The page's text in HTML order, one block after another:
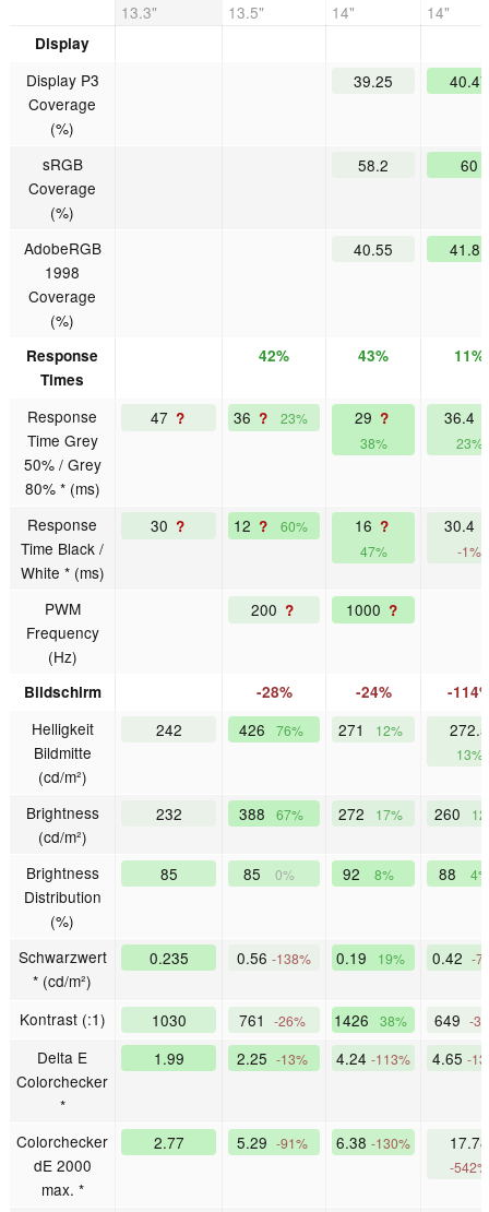
13.3"
13.5"
14"
14"
Display
Display P3
Coverage
(%)
39.25 40.47
sRGB
Coverage
(%)
58.2 60
AdobeRGB
1998
Coverage
(%)
40.55 41.81
Response
Times
42% 43% 11%
Response
Time Grey
50% / Grey
80% * (ms)
47 ? 36 ? 23% 29 ?
38%
36.4
23%
Response
Time Black /
White * (ms)
30 ? 12 ? 60% 16 ?
47%
30.4
-1%
PWM
Frequency
(Hz)
200 ? 1000 ?
Bildschirm -28% -24% -
Helligkeit
Bildmitte
(cd/m²)
242 426 76% 271 12% 272.5
13%
Brightness
(cd/m²)
232 388 67% 272 17% 260
Brightness
Distribution
(%)
85 85 0% 92 8% 88 4%
Schwarzwert
* (cd/m²)
0.235 0.56 -138% 0.19 19% 0.42 -
Kontrast (:1) 1030 761 -26% 1426 38% 649 -
Delta E
Colorchecker
*
1.99 2.25 -13% 4.24 -113% 4.65 -
Colorchecker
dE 2000
max. *
2.77 5.29 -91% 6.38 -130% 17.78
-542%